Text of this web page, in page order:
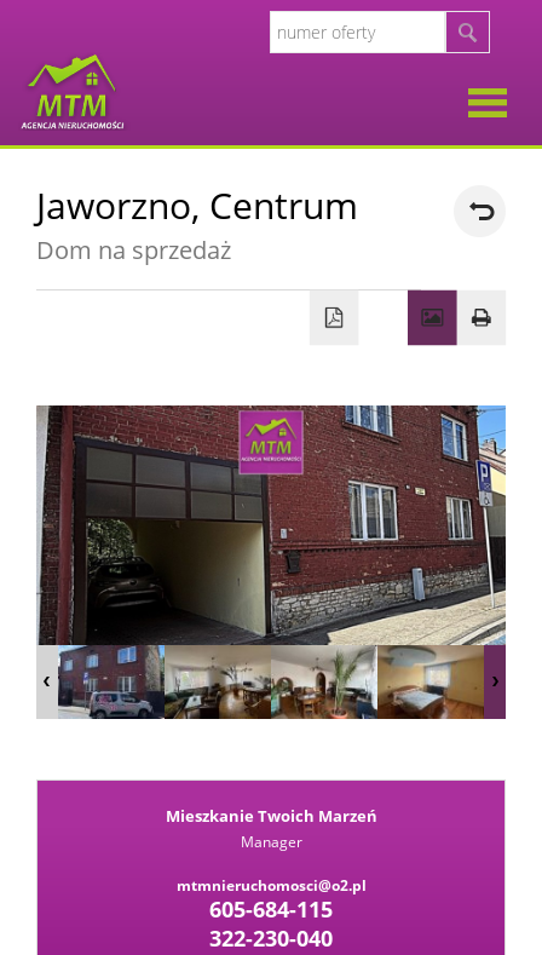
Oferty
Jaworzno, Centrum
Dom na sprzedaż
Mieszkanie Twoich Marzeń
Manager
mtmnieruchomosci@o2.pl
605-684-115
322-230-040